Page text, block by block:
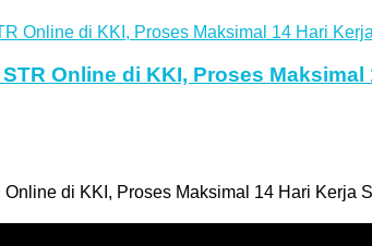
Online di KKI, Proses Maksimal
di KKI, Proses Maksimal 14 Hari Kerja